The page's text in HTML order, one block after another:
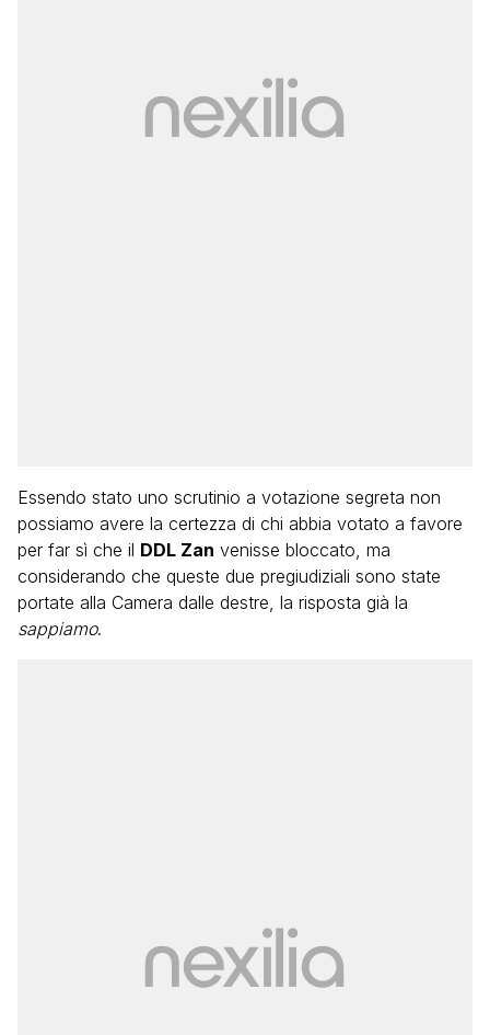
Essendo stato uno scrutinio a votazione segreta non
possiamo avere la certezza di chi abbia votato a favore
per far sì che il DDL Zan venisse bloccato, ma
considerando che queste due pregiudiziali sono state
portate alla Camera dalle destre, la risposta già la
sappiamo.